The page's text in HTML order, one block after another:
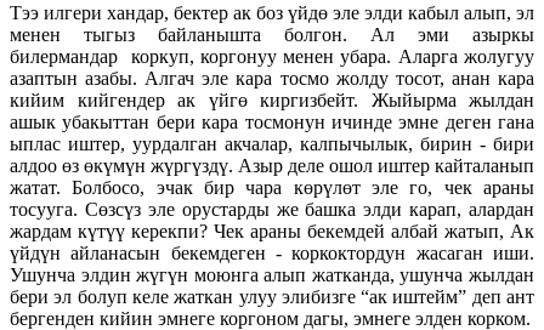
Тээ илгери хандар, бектер ак боз үйдө эле элди кабыл алып, эл
менен тыгыз байланышта болгон. Ал эми азыркы
билермандар коркуп, коргонуу менен убара. Аларга жолугуу
азаптын азабы. Алгач эле кара тосмо жолду тосот, анан кара
кийим кийгендер ак үйгө киргизбейт. Жыйырма жылдан
ашык убакыттан бери кара тосмонун ичинде эмне деген гана
ыплас иштер, уурдалган акчалар, калпычылык, бирин - бири
алдоо өз өкүмүн жүргүздү. Азыр деле ошол иштер кайталанып
жатат. Болбосо, эчак бир чара көрүлөт эле го, чек араны
тосууга. Сөзсүз эле орустарды же башка элди карап, алардан
жардам күтүү керекпи? Чек араны бекемдей албай жатып, Ак
үйдүн айланасын бекемдеген - коркоктордун жасаган иши.
Ушунча элдин жүгүн моюнга алып жатканда, ушунча жылдан
бери эл болуп келе жаткан улуу элибизге “ак иштейм” деп ант
бергенден кийин эмнеге коргоном дагы, эмнеге элден корком.